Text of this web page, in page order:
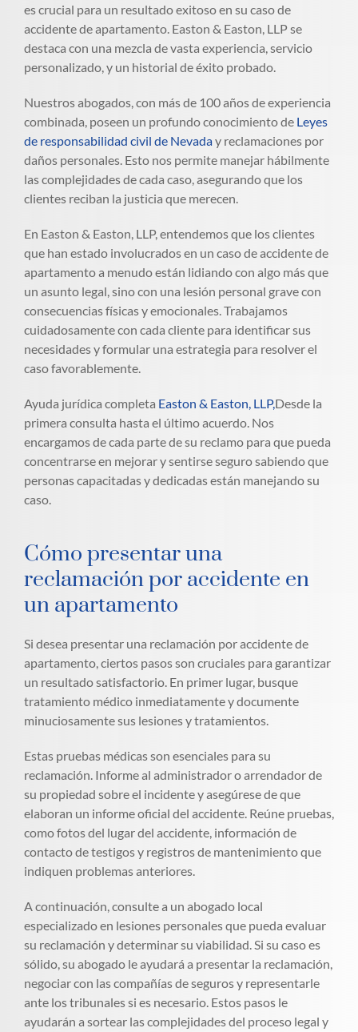
es crucial para un resultado exitoso en su caso de
accidente de apartamento. Easton & Easton, LLP se
destaca con una mezcla de vasta experiencia, servicio
personalizado, y un historial de éxito probado.
Nuestros abogados, con más de 100 años de experiencia
combinada, poseen un profundo conocimiento de Leyes
de responsabilidad civil de Nevaday reclamaciones por
daños personales. Esto nos permite manejar hábilmente
las complejidades de cada caso, asegurando que los
clientes reciban la justicia que merecen.
En Easton & Easton, LLP, entendemos que los clientes
que han estado involucrados en un caso de accidente de
apartamento a menudo están lidiando con algo más que
un asunto legal, sino con una lesión personal grave con
consecuencias físicas y emocionales. Trabajamos
cuidadosamente con cada cliente para identificar sus
necesidades y formular una estrategia para resolver el
caso favorablemente.
Ayuda jurídica completa Easton & Easton, LLP,Desde la
primera consulta hasta el último acuerdo. Nos
encargamos de cada parte de su reclamo para que pueda
concentrarse en mejorar y sentirse seguro sabiendo que
personas capacitadas y dedicadas están manejando su
caso.
Cómo presentar una
reclamación por accidente en
un apartamento
Si desea presentar una reclamación por accidente de
apartamento, ciertos pasos son cruciales para garantizar
un resultado satisfactorio. En primer lugar, busque
tratamiento médico inmediatamente y documente
minuciosamente sus lesiones y tratamientos.
Estas pruebas médicas son esenciales para su
reclamación. Informe al administrador o arrendador de
su propiedad sobre el incidente y asegúrese de que
elaboran un informe oficial del accidente. Reúne pruebas,
como fotos del lugar del accidente, información de
contacto de testigos y registros de mantenimiento que
indiquen problemas anteriores.
A continuación, consulte a un abogado local
especializado en lesiones personales que pueda evaluar
su reclamación y determinar su viabilidad. Si su caso es
sólido, su abogado le ayudará a presentar la reclamación,
negociar con las compañías de seguros y representarle
ante los tribunales si es necesario. Estos pasos le
ayudarán a sortear las complejidades del proceso legal y